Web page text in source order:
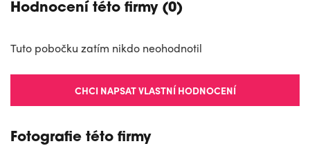
Hodnocení této firmy (0)
Tuto pobočku zatím nikdo neohodnotil
CHCI NAPSAT VLASTNÍ HODNOCENÍ
Fotografie této firmy